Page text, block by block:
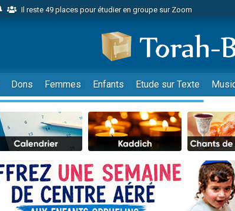
Il reste 49 places pour étudier en groupe sur Zoom
2 personnes viennent de nous rejoindre sur WhatsApp
6 personnes viennent de nous rejoindre sur WhatsApp
4 personnes viennent de faire un don pour Reloger Rivka, 6
2 personnes viennent de faire un don pour 1 Journée de
17 personnes viennent de demander une bénédiction
4 personnes viennent de nous rejoindre sur WhatsApp
Il reste 49 places pour étudier en groupe sur Zoom
Eva vient de donner son Maasser
4 personnes viennent de nous rejoindre sur WhatsApp
3 personnes viennent de nous rejoindre sur WhatsApp
Dons Femmes Enfants Etude sur Texte